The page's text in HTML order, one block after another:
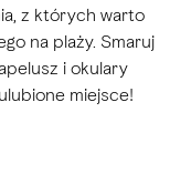
z których warto
na plaży. Smaruj
i okulary
miejsce!